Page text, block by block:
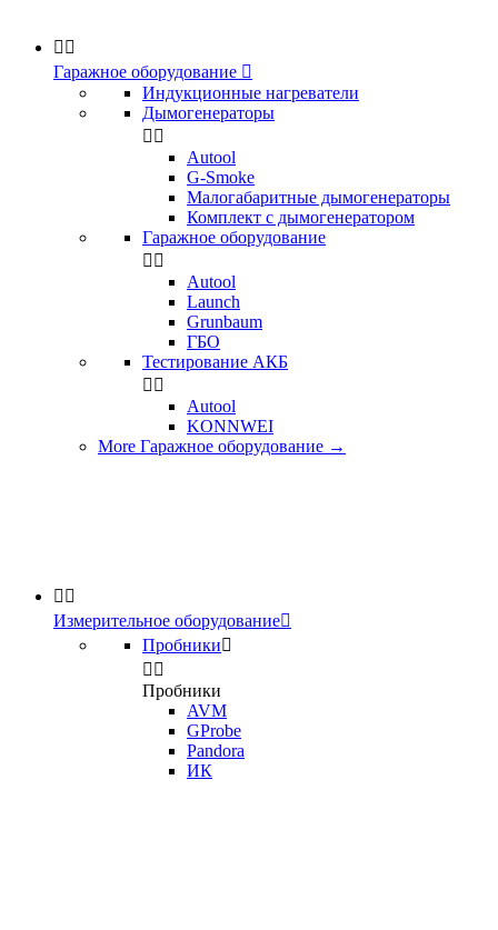
 
Гаражное оборудование 
Индукционные нагреватели
Дымогенераторы
 
Аutool
G-Smoke
Малогабаритные дымогенераторы
Комплект с дымогенератором
Гаражное оборудование
 
Autool
Launch
Grunbaum
ГБО
Тестирование АКБ
 
Autool
KONNWEI
More Гаражное оборудование →
 
Измерительное оборудование
Пробники
 
Пробники
AVM
GProbe
Pandora
ИК